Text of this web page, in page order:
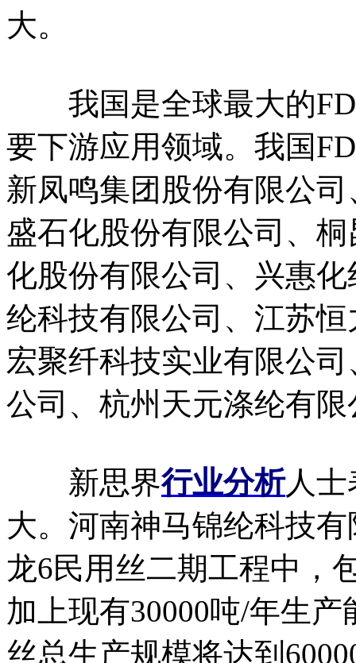
大。
我国是全球最大的
要下游应用领域。我国
新凤鸣集团股份有限公
盛石化股份有限公司、
化股份有限公司、兴惠
纶科技有限公司、江苏
宏聚纤科技实业有限公
公司、杭州天元涤纶有
新思界行业分析人士
大。河南神马锦纶科技
龙6民用丝二期工程中，
加上现有30000吨/年生
丝总生产规模将达到